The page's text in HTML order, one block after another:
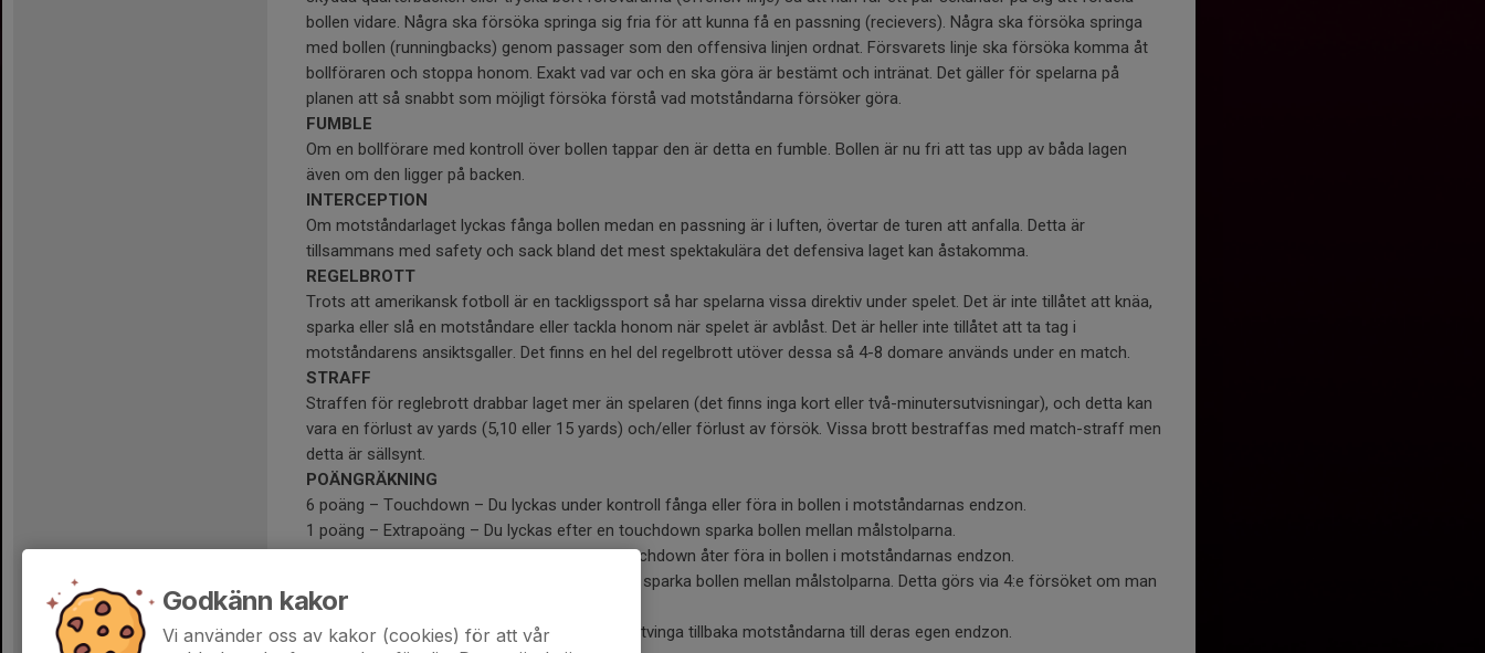
bollen vidare. Några ska försöka springa sig fria för att kunna få en passning (recievers). Några ska försöka springa
med bollen (runningbacks) genom passager som den offensiva linjen ordnat. Försvarets linje ska försöka komma åt
bollföraren och stoppa honom. Exakt vad var och en ska göra är bestämt och intränat. Det gäller för spelarna på
planen att så snabbt som möjligt försöka förstå vad motståndarna försöker göra.
FUMBLE
Om en bollförare med kontroll över bollen tappar den är detta en fumble. Bollen är nu fri att tas upp av båda lagen
även om den ligger på backen.
INTERCEPTION
Om motståndarlaget lyckas fånga bollen medan en passning är i luften, övertar de turen att anfalla. Detta är
tillsammans med safety och sack bland det mest spektakulära det defensiva laget kan åstakomma.
REGELBROTT
Trots att amerikansk fotboll är en tackligssport så har spelarna vissa direktiv under spelet. Det är inte tillåtet att knäa,
sparka eller slå en motståndare eller tackla honom när spelet är avblåst. Det är heller inte tillåtet att ta tag i
motståndarens ansiktsgaller. Det finns en hel del regelbrott utöver dessa så 4-8 domare används under en match.
STRAFF
Straffen för reglebrott drabbar laget mer än spelaren (det finns inga kort eller två-minutersutvisningar), och detta kan
vara en förlust av yards (5,10 eller 15 yards) och/eller förlust av försök. Vissa brott bestraffas med match-straff men
detta är sällsynt.
POÄNGRÄKNING
6 poäng – Touchdown – Du lyckas under kontroll fånga eller föra in bollen i motståndarnas endzon.
1 poäng – Extrapoäng – Du lyckas efter en touchdown sparka bollen mellan målstolparna.
2 poäng – Extrapoäng – Du lyckas efteren touchdown åter föra in bollen i motståndarnas endzon.
3 poäng – Fieldgoal – Du lyckas utifrån planen sparka bollen mellan målstolparna. Detta görs via 4:e försöket om man
är inom skotthåll.
2 poäng – Safety – Du lyckas som försvarare tvinga tillbaka motståndarna till deras egen endzon.
Godkänn kakor
Vi använder oss av kakor (cookies) för att vår